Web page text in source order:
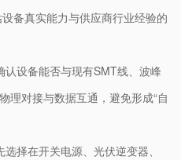
备真实能力与供应商行业经验的
认设备能否与现有SMT线、波峰
理对接与数据互通，避免形成“自
选择在开关电源、光伏逆变器、